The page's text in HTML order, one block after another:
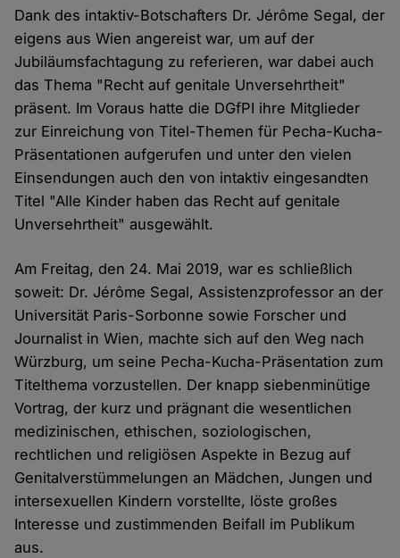
Dank des intaktiv-Botschafters Dr. Jérôme Segal, der
eigens aus Wien angereist war, um auf der
Jubiläumsfachtagung zu referieren, war dabei auch
das Thema "Recht auf genitale Unversehrtheit"
präsent. Im Voraus hatte die DGfPI ihre Mitglieder
zur Einreichung von Titel-Themen für Pecha-Kucha-
Präsentationen aufgerufen und unter den vielen
Einsendungen auch den von intaktiv eingesandten
Titel "Alle Kinder haben das Recht auf genitale
Unversehrtheit" ausgewählt.
Am Freitag, den 24. Mai 2019, war es schließlich
soweit: Dr. Jérôme Segal, Assistenzprofessor an der
Universität Paris-Sorbonne sowie Forscher und
Journalist in Wien, machte sich auf den Weg nach
Würzburg, um seine Pecha-Kucha-Präsentation zum
Titelthema vorzustellen. Der knapp siebenminütige
Vortrag, der kurz und prägnant die wesentlichen
medizinischen, ethischen, soziologischen,
rechtlichen und religiösen Aspekte in Bezug auf
Genitalverstümmelungen an Mädchen, Jungen und
intersexuellen Kindern vorstellte, löste großes
Interesse und zustimmenden Beifall im Publikum
aus.